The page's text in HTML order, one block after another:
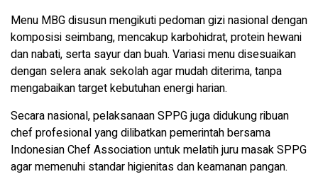
Menu MBG disusun mengikuti pedoman gizi nasional dengan
komposisi seimbang, mencakup karbohidrat, protein hewani
dan nabati, serta sayur dan buah. Variasi menu disesuaikan
dengan selera anak sekolah agar mudah diterima, tanpa
mengabaikan target kebutuhan energi harian.
Secara nasional, pelaksanaan SPPG juga didukung ribuan
chef profesional yang dilibatkan pemerintah bersama
Indonesian Chef Association untuk melatih juru masak SPPG
agar memenuhi standar higienitas dan keamanan pangan.